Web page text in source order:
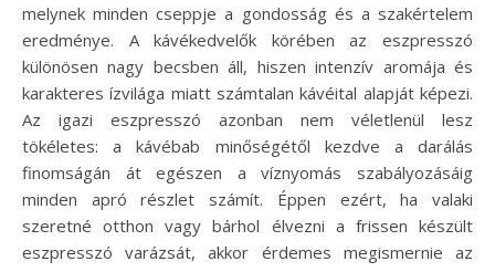
melynek minden cseppje a gondosság és a szakértelem
eredménye. A kávékedvelők körében az eszpresszó
különösen nagy becsben áll, hiszen intenzív aromája és
karakteres ízvilága miatt számtalan kávéital alapját képezi.
Az igazi eszpresszó azonban nem véletlenül lesz
tökéletes: a kávébab minőségétől kezdve a darálás
finomságán át egészen a víznyomás szabályozásáig
minden apró részlet számít. Éppen ezért, ha valaki
szeretné otthon vagy bárhol élvezni a frissen készült
eszpresszó varázsát, akkor érdemes megismernie az